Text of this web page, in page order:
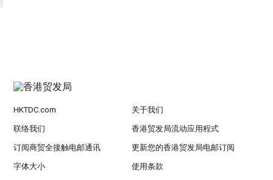
HKTDC.com 关于我们
联络我们 香港贸发局流动应用程式
订阅商贸全接触电邮通讯 更新您的香港贸发局电邮订阅
字体大小 使用条款